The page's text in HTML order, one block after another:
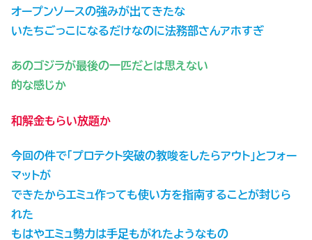
オープンソースの強みが出てきたな
いたちごっこになるだけなのに法務部さんアホすぎ
あのゴジラが最後の一匹だとは思えない
的な感じか
和解金もらい放題か
今回の件で「プロテクト突破の教唆をしたらアウト」とフォー
マットが
できたからエミュ作っても使い方を指南することが封じら
れた
もはやエミュ勢力は手足もがれたようなもの